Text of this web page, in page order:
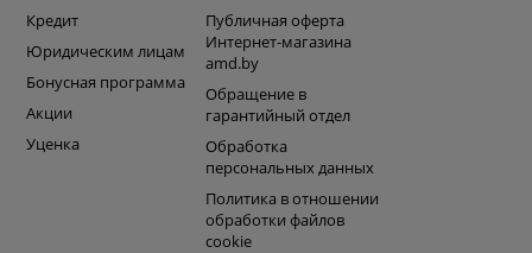
Кредит
Юридическим лицам
Бонусная программа
Акции
Уценка
Публичная оферта
Интернет-магазина
amd.by
Обращение в
гарантийный отдел
Обработка
персональных данных
Политика в отношении
обработки файлов
cookie